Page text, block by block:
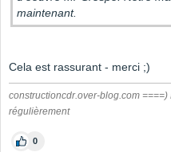
maintenant.
Cela est rassurant - merci ;)
constructioncdr.over-blog.com
régulièrement
0